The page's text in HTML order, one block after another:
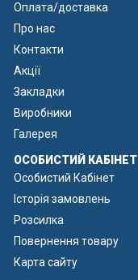
Оплата/доставка
Про нас
Контакти
Акції
Закладки
Виробники
Галерея
ОСОБИСТИЙ КАБІНЕТ
Особистий Кабінет
Історія замовлень
Розсилка
Повернення товару
Карта сайту